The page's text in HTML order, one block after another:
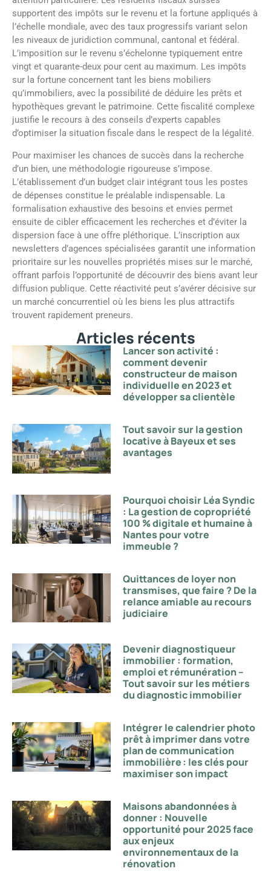
supportent des impôts sur le revenu et la fortune appliqués à
l’échelle mondiale, avec des taux progressifs variant selon
les niveaux de juridiction communal, cantonal et fédéral.
L’imposition sur le revenu s’échelonne typiquement entre
vingt et quarante-deux pour cent au maximum. Les impôts
sur la fortune concernent tant les biens mobiliers
qu’immobiliers, avec la possibilité de déduire les prêts et
hypothèques grevant le patrimoine. Cette fiscalité complexe
justifie le recours à des conseils d’experts capables
d’optimiser la situation fiscale dans le respect de la légalité.
Pour maximiser les chances de succès dans la recherche
d’un bien, une méthodologie rigoureuse s’impose.
L’établissement d’un budget clair intégrant tous les postes
de dépenses constitue le préalable indispensable. La
formalisation exhaustive des besoins et envies permet
ensuite de cibler efficacement les recherches et d’éviter la
dispersion face à une offre pléthorique. L’inscription aux
newsletters d’agences spécialisées garantit une information
prioritaire sur les nouvelles propriétés mises sur le marché,
offrant parfois l’opportunité de découvrir des biens avant leur
diffusion publique. Cette réactivité peut s’avérer décisive sur
un marché concurrentiel où les biens les plus attractifs
trouvent rapidement preneurs.
Articles récents
Lancer son activité :
comment devenir
constructeur de maison
individuelle en 2023 et
développer sa clientèle
Tout savoir sur la gestion
locative à Bayeux et ses
avantages
Pourquoi choisir Léa Syndic
: La gestion de copropriété
100 % digitale et humaine à
Nantes pour votre
immeuble ?
Quittances de loyer non
transmises, que faire ? De la
relance amiable au recours
judiciaire
Devenir diagnostiqueur
immobilier : formation,
emploi et rémunération –
Tout savoir sur les métiers
du diagnostic immobilier
Intégrer le calendrier photo
prêt à imprimer dans votre
plan de communication
immobilière : les clés pour
maximiser son impact
Maisons abandonnées à
donner : Nouvelle
opportunité pour 2025 face
aux enjeux
environnementaux de la
rénovation